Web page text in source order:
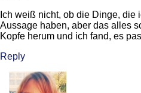
Ich weiß nicht, ob die Dinge, die
Aussage haben, aber das alles
Kopfe herum und ich fand, es
Reply